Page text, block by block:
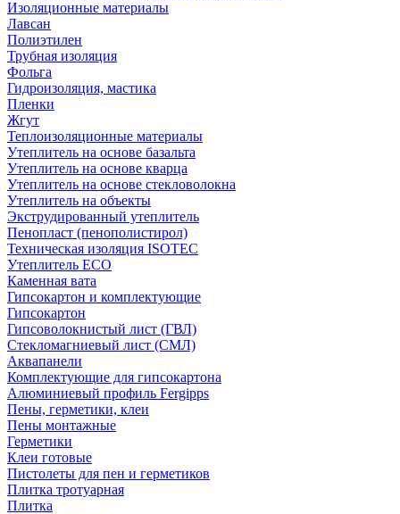
Изоляционные материалы
Лавсан
Полиэтилен
Трубная изоляция
Фольга
Гидроизоляция, мастика
Пленки
Жгут
Теплоизоляционные материалы
Утеплитель на основе базальта
Утеплитель на основе кварца
Утеплитель на основе стекловолокна
Утеплитель на объекты
Экструдированный утеплитель
Пенопласт (пенополистирол)
Техническая изоляция ISOTEC
Утеплитель ECO
Каменная вата
Гипсокартон и комплектующие
Гипсокартон
Гипсоволокнистый лист (ГВЛ)
Стекломагниевый лист (СМЛ)
Аквапанели
Комплектующие для гипсокартона
Алюминиевый профиль Fergipps
Пены, герметики, клеи
Пены монтажные
Герметики
Клеи готовые
Пистолеты для пен и герметиков
Плитка тротуарная
Плитка